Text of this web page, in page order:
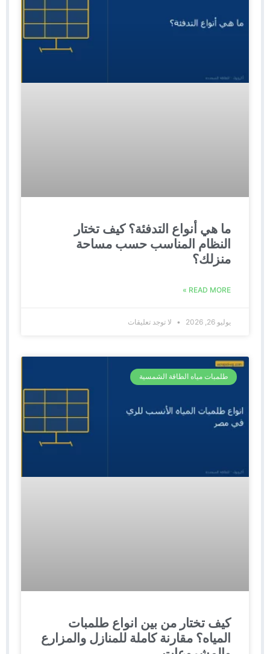
ما هي أنواع التدفئة؟ كيف تختار
النظام المناسب حسب مساحة
منزلك؟
READ MORE »
يوليو 26, 2026 لا توجد تعليقات
طلمبات مياه الطاقة الشمسية
كيف تختار من بين انواع طلمبات
المياه؟ مقارنة كاملة للمنازل والمزارع